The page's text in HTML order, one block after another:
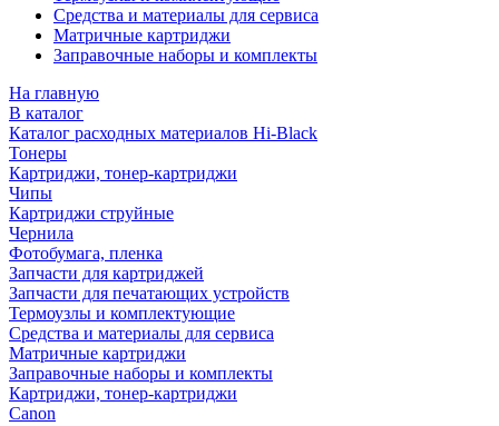
Средства и материалы для сервиса
Матричные картриджи
Заправочные наборы и комплекты
На главную
В каталог
Каталог расходных материалов Hi-Black
Тонеры
Картриджи, тонер-картриджи
Чипы
Картриджи струйные
Чернила
Фотобумага, пленка
Запчасти для картриджей
Запчасти для печатающих устройств
Термоузлы и комплектующие
Средства и материалы для сервиса
Матричные картриджи
Заправочные наборы и комплекты
Картриджи, тонер-картриджи
Canon